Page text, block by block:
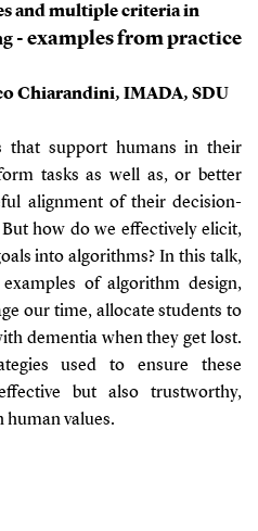
and multiple criteria in
- examples from practice
Chiarandini, IMADA, SDU
that support humans in their
tasks as well as, or better
alignment of their decision-
how do we effectively elicit,
into algorithms? In this talk,
of algorithm design,
our time, allocate students to
dementia when they get lost.
used to ensure these
but also trustworthy,
human values.